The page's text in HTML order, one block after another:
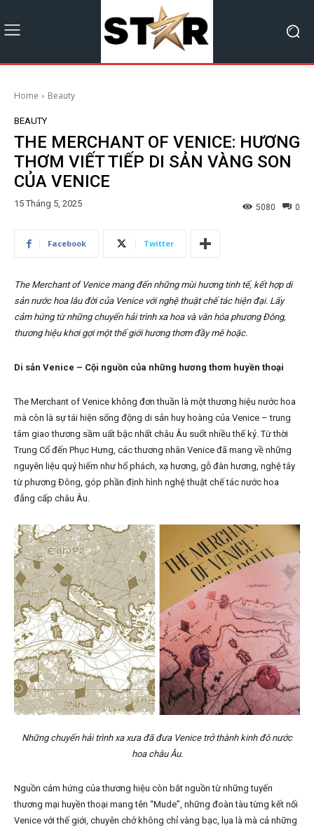
Home Beauty
BEAUTY
THE MERCHANT OF VENICE: HƯƠNG
THƠM VIẾT TIẾP DI SẢN VÀNG SON
CỦA VENICE
15 Tháng 5, 2025 0
5080
Facebook Twitter
The Merchant of Venice mang đến những mùi hương tinh tế, kết hợp di
sản nước hoa lâu đời của Venice với nghệ thuật chế tác hiện đại. Lấy
cảm hứng từ những chuyến hải trình xa hoa và văn hóa phương Đông,
thương hiệu khơi gợi một thế giới hương thơm đầy mê hoặc.
Di sản Venice – Cội nguồn của những hương thơm huyền thoại
The Merchant of Venice không đơn thuần là một thương hiệu nước hoa
mà còn là sự tái hiện sống động di sản huy hoàng của Venice – trung
tâm giao thương sầm uất bậc nhất châu Âu suốt nhiều thế kỷ. Từ thời
Trung Cổ đến Phục Hưng, các thương nhân Venice đã mang về những
nguyên liệu quý hiếm như hổ phách, xạ hương, gỗ đàn hương, nghệ tây
từ phương Đông, góp phần định hình nghệ thuật chế tác nước hoa
đẳng cấp châu Âu.
Những chuyến hải trình xa xưa đã đưa Venice trở thành kinh đô nước
hoa châu Âu.
Nguồn cảm hứng của thương hiệu còn bắt nguồn từ những tuyến
thương mại huyền thoại mang tên “Mude”, những đoàn tàu từng kết nối
Venice với thế giới, chuyên chở không chỉ vàng bạc, lụa là mà cả những